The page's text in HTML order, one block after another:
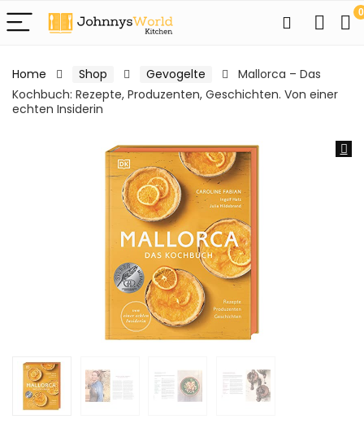
0
Home Shop Gevogelte
Mallorca – Das
Kochbuch: Rezepte, Produzenten, Geschichten. Von einer
echten Insiderin